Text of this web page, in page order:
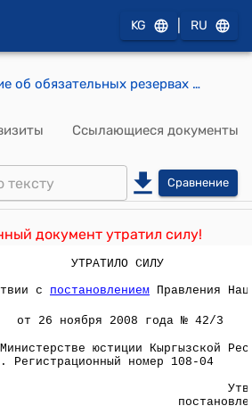
KG RU
Положение об обязательных резервах (Утверждено постановлением Правления Национального банка Кыргызской Республики от 27 августа 2004 года № 22/4)
Ссылающиеся документы
Сравнение
документ утратил силу!